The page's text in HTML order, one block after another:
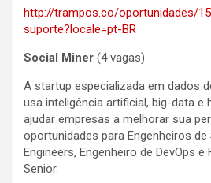
http://trampos.co/oportunidades/
suporte?locale=pt-BR
Social Miner (4 vagas)
A startup especializada em dados
usa inteligência artificial, big-data e
ajudar empresas a melhorar sua
oportunidades para Engenheiros
Engineers, Engenheiro de DevOps e
Senior.